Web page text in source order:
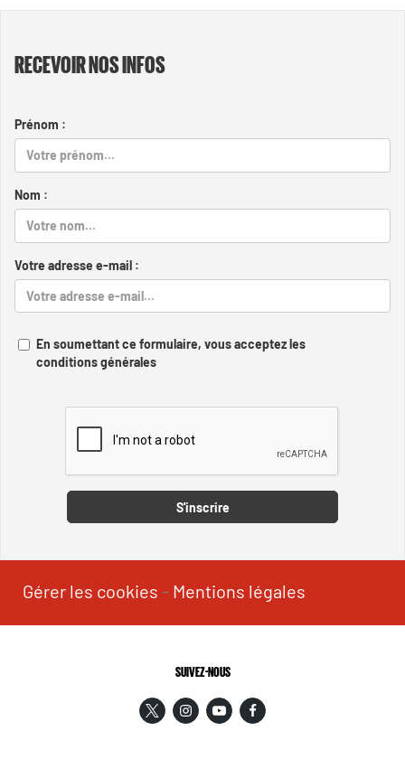
RECEVOIR NOS INFOS
Prénom :
Nom :
Votre adresse e-mail :
En soumettant ce formulaire, vous acceptez les
conditions générales
S'inscrire
Gérer les cookies - Mentions légales
SUIVEZ-NOUS